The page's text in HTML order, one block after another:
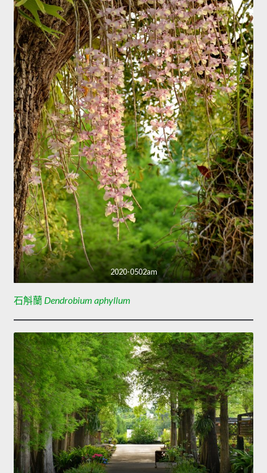
2020-0502am
石斛蘭 Dendrobium aphyllum